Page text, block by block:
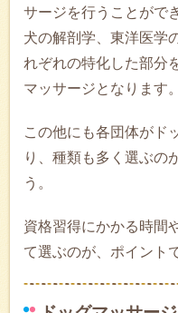
サージを行うことがで
犬の解剖学、東洋医学
れぞれの特化した部分
マッサージとなります。
この他にも各団体がド
り、種類も多く選ぶの
う。
資格習得にかかる時間
て選ぶのが、ポイント